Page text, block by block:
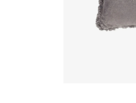
Correo electrónico